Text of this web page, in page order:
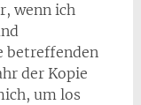
wenn ich
betreffenden
der Kopie
um los